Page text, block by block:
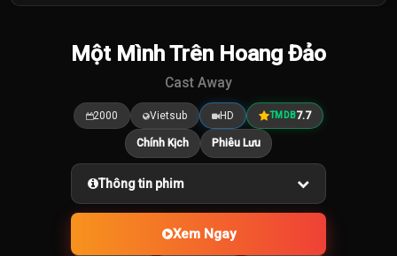
7.7 /10
Một Mình Trên Hoang Đảo
Cast Away
2000 Vietsub HD TMDB7.7
Chính Kịch Phiêu Lưu
Thông tin phim
Xem Ngay